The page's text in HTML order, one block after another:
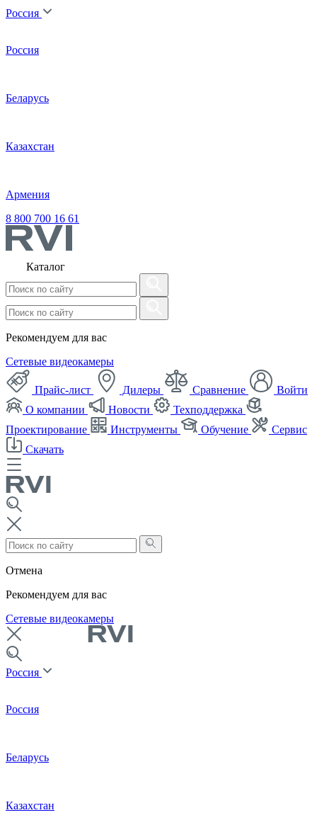
Россия
Россия
Беларусь
Казахстан
Армения
8 800 700 16 61
Каталог
Рекомендуем для вас
Сетевые видеокамеры
Прайс-лист Дилеры Сравнение
Войти
О компании
Новости
Техподдержка
Проектирование
Инструменты Обучение
Сервис
Скачать
Отмена
Рекомендуем для вас
Сетевые видеокамеры
Россия
Россия
Беларусь
Казахстан